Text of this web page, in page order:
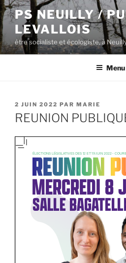
Aller
au
contenu
principal
PS NEUILLY /
LEVALLOIS
être socialiste et écologiste, à
Menu
PUBLIÉ
LE
2 JUIN 2022 PAR MARIE
REUNION